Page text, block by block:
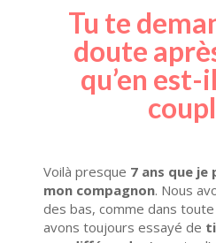
Tu te
doute
qu’en est-
Voilà presque 7 ans que je
mon compagnon. Nous
des bas, comme dans
avons toujours essayé de